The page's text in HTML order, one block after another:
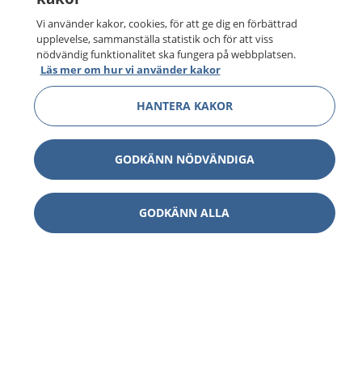
Vi använder kakor, cookies, för att ge dig en förbättrad
upplevelse, sammanställa statistik och för att viss
nödvändig funktionalitet ska fungera på webbplatsen.
Läs mer om hur vi använder kakor
HANTERA KAKOR
GODKÄNN NÖDVÄNDIGA
GODKÄNN ALLA